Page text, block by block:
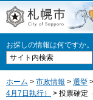
札幌市
お探しの情報は何ですか。
ホーム > 市政情報 > 選挙 >
4月7日執行）
> 投票確定